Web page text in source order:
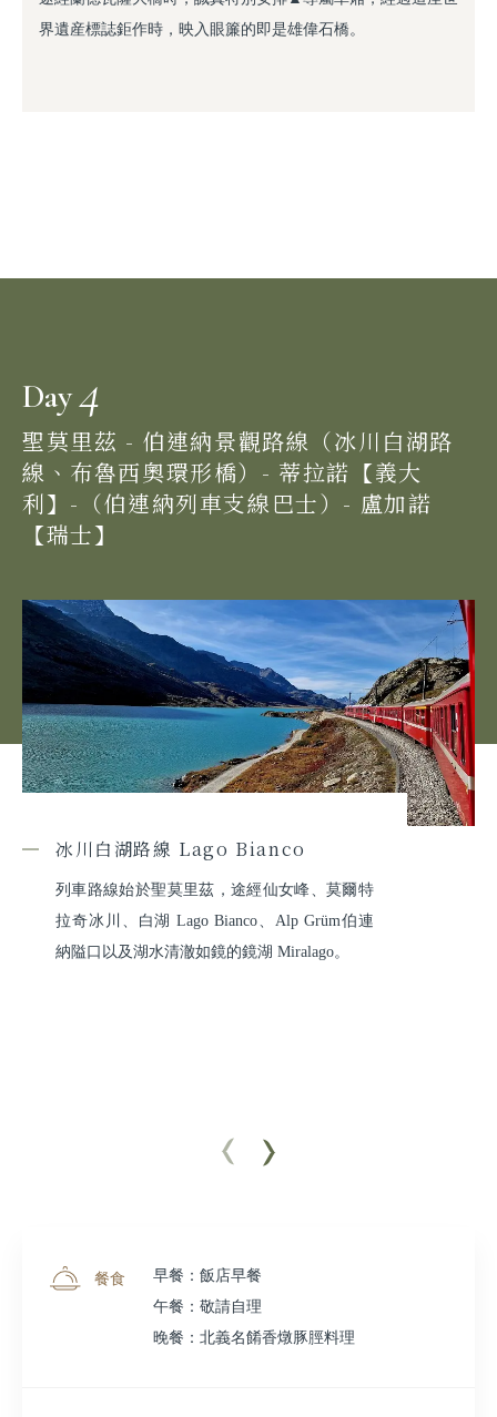
界遺産標誌鉅作時，映入眼簾的即是雄偉石橋。
Day4
聖莫里茲 - 伯連納景觀路線（冰川白湖路
線、布魯西奧環形橋）- 蒂拉諾【義大
利】-（伯連納列車支線巴士）- 盧加諾
【瑞士】
冰川白湖路線 Lago Bianco
列車路線始於聖莫里茲，途經仙女峰、莫爾特
拉奇冰川、白湖 Lago Bianco、Alp Grüm伯連
納隘口以及湖水清澈如鏡的鏡湖 Miralago。
餐食
早餐：飯店早餐
午餐：敬請自理
晚餐：北義名餚香燉豚脛料理